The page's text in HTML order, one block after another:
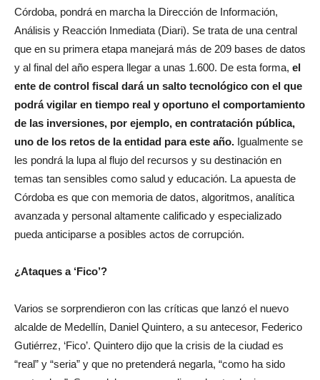
Córdoba, pondrá en marcha la Dirección de Información,
Análisis y Reacción Inmediata (Diari). Se trata de una central
que en su primera etapa manejará más de 209 bases de datos
y al final del año espera llegar a unas 1.600. De esta forma, el
ente de control fiscal dará un salto tecnológico con el que
podrá vigilar en tiempo real y oportuno el comportamiento
de las inversiones, por ejemplo, en contratación pública,
uno de los retos de la entidad para este año. Igualmente se
les pondrá la lupa al flujo del recursos y su destinación en
temas tan sensibles como salud y educación. La apuesta de
Córdoba es que con memoria de datos, algoritmos, analítica
avanzada y personal altamente calificado y especializado
pueda anticiparse a posibles actos de corrupción.
¿Ataques a ‘Fico’?
Varios se sorprendieron con las críticas que lanzó el nuevo
alcalde de Medellín, Daniel Quintero, a su antecesor, Federico
Gutiérrez, ‘Fico’. Quintero dijo que la crisis de la ciudad es
“real” y “seria” y que no pretenderá negarla, “como ha sido